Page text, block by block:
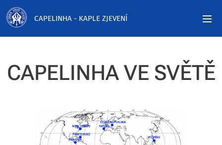
CAPELINHA - KAPLE ZJEVENÍ
CAPELINHA VE SVĚTĚ